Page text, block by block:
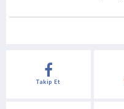
Takip Et